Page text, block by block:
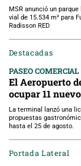
MSR anunció un
vial de 15.534 m² para
Radisson RED
Destacadas
PASEO COMERCIAL
El Aeropuerto
ocupar 11
La terminal lanzó una
propuestas
hasta el 25 de agosto.
Portada Lateral